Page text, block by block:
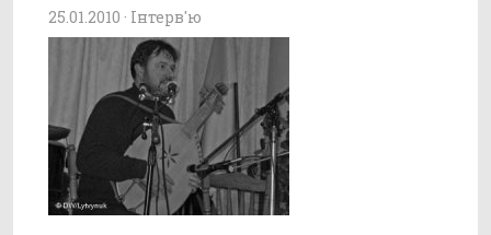
25.01.2010 · Інтерв'ю